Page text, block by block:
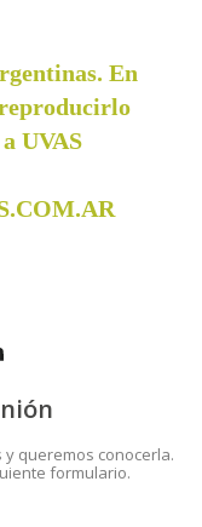
En
UVAS
queremos conocerla.
formulario.